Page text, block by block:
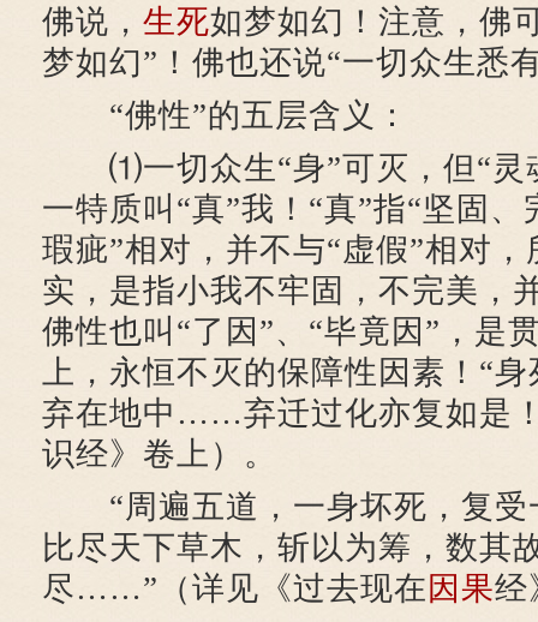
佛说， 生死如梦如幻！注意，佛
梦如幻”！佛也还说“一切众生悉
“佛性”的五层含义：
⑴一切众生“身”可灭，但“灵
一特质叫“真”我！“真”指“坚固
瑕疵”相对，并不与“虚假”相对，
实，是指小我不牢固，不完美，
佛性也叫“了因”、“毕竟因”，是
上，永恒不灭的保障性因素！“
弃在地中……弃迁过化亦复如是
识经》卷上）。
“周遍五道，一身坏死，复受
比尽天下草木，斩以为筹，数其
尽……”（详见《过去现在 因果经